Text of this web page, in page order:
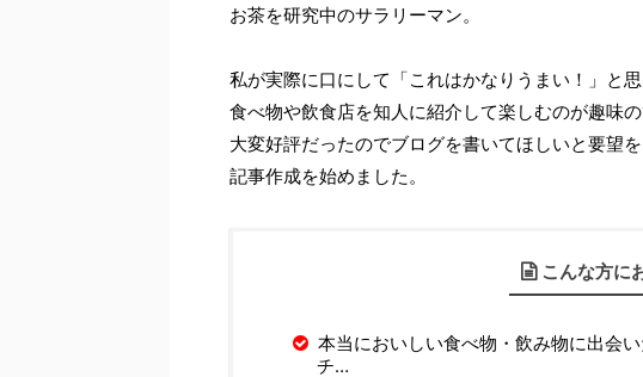
お茶を研究中のサラリーマン。
私が実際に口にして「これはかなりうまい！」と
食べ物や飲食店を知人に紹介して楽しむのが趣味の
大変好評だったのでブログを書いてほしいと要望
記事作成を始めました。
こんな方に
本当においしい食べ物・飲み物に出会
チ…